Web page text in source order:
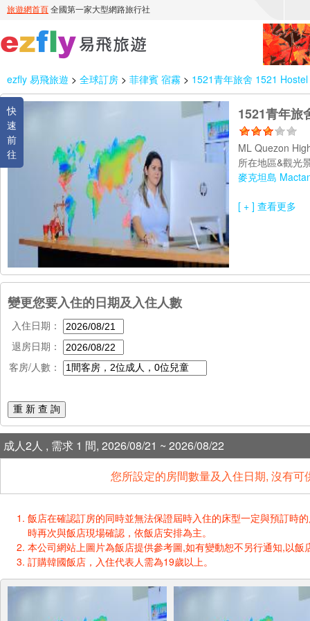
ezfly 易飛旅遊 > 全球訂房 > 菲律賓 宿霧 > 1521青年旅舍 1521 Hostel
快
速
前
往
1521青年旅
ML Quezon
所在地區&觀光
麥克坦島
[ + ] 查看更多
變更您要入住的日期及入住人數
入住日期：
退房日期：
客房/人數：
重 新 查 詢
成人2人 , 需求 1 間, 2026/08/21 ~ 2026/08/22
您所設定的房間數量及入住日期, 沒有
飯店在確認訂房的同時並無法保證屆時入住的床型一定與預訂時
時再次與飯店現場確認，依飯店安排為主。
本公司網站上圖片為飯店提供參考圖,如有變動恕不另行通知,以飯
訂購韓國飯店，入住代表人需為19歲以上。